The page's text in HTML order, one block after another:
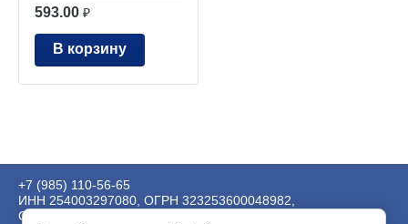
593.00 ₽
В корзину
+7 (985) 110-56-65
ИНН 254003297080, ОГРН 323253600048982,
ОКВЭД 62.01, 63.99.1, 73.20.